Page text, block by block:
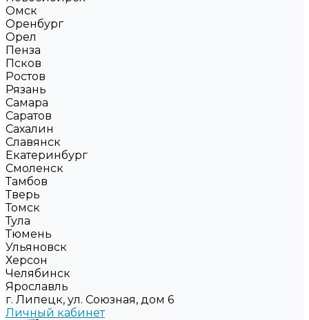
Омск
Оренбург
Орел
Пенза
Псков
Ростов
Рязань
Самара
Саратов
Сахалин
Славянск
Екатеринбург
Смоленск
Тамбов
Тверь
Томск
Тула
Тюмень
Ульяновск
Херсон
Челябинск
Ярославль
г. Липецк, ул. Союзная, дом 6
Личный кабинет